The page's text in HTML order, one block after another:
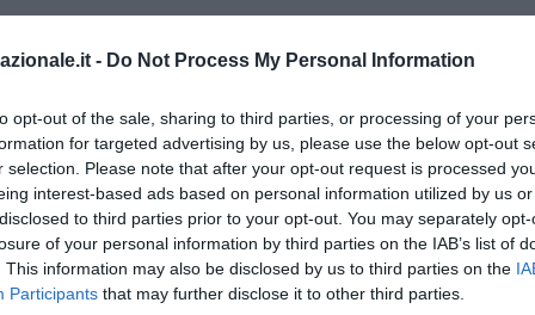
- Do Not Process My Personal Information
opt-out of the sale, sharing to third parties, or processing of your
for targeted advertising by us, please use the below opt-out
selection. Please note that after your opt-out request is processed
interest-based ads based on personal information utilized by us
to third parties prior to your opt-out. You may separately
of your personal information by third parties on the IAB’s list of
This information may also be disclosed by us to third parties on the
Participants that may further disclose it to other third parties.
motociclistica giapponese lanciò la sua sfida a quella
trattava di una concorrenza in dumping economico (il basso
lanciata dalla Honda -all’epoca il maggior costruttore
nuovi modelli Honda CB 750 Four e Honda CB 500, entrambe
e stilistiche (motore 4 cilindri, freni a disco etc) che
europea.In Italia furono presi immediatamente provvedimenti
quali l’aumento dell’IVA dal 18% al 38% per le moto oltre 500cc,
le moto sotto i 350cc, per questa fascia si decise che almeno